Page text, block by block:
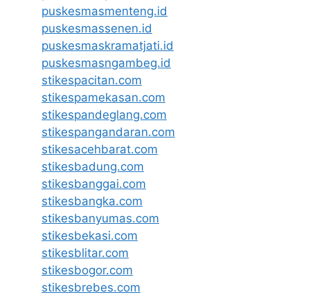
puskesmasmenteng.id
puskesmassenen.id
puskesmaskramatjati.id
puskesmasngambeg.id
stikespacitan.com
stikespamekasan.com
stikespandeglang.com
stikespangandaran.com
stikesacehbarat.com
stikesbadung.com
stikesbanggai.com
stikesbangka.com
stikesbanyumas.com
stikesbekasi.com
stikesblitar.com
stikesbogor.com
stikesbrebes.com